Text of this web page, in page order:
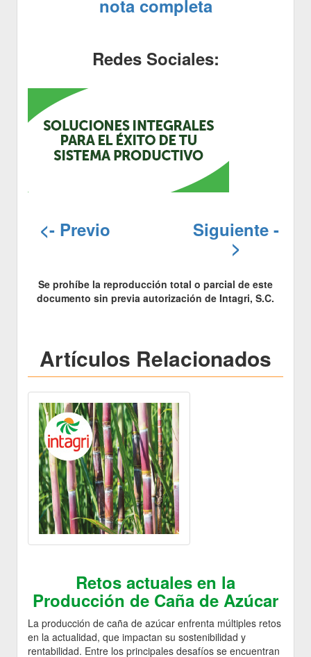
nota completa
Redes Sociales:
<- Previo Siguiente -
>
Se prohíbe la reproducción total o parcial de este
documento sin previa autorización de Intagri, S.C.
Artículos Relacionados
Retos actuales en la
Producción de Caña de Azúcar
La producción de caña de azúcar enfrenta múltiples retos
en la actualidad, que impactan su sostenibilidad y
rentabilidad. Entre los principales desafíos se encuentran